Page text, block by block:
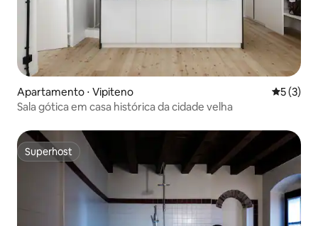
Apartamento ⋅ Vipiteno 5 de
5 (3)
Sala gótica em casa histórica da cidade velha
Superhost
Superhost